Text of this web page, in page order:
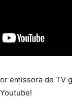
emissora de